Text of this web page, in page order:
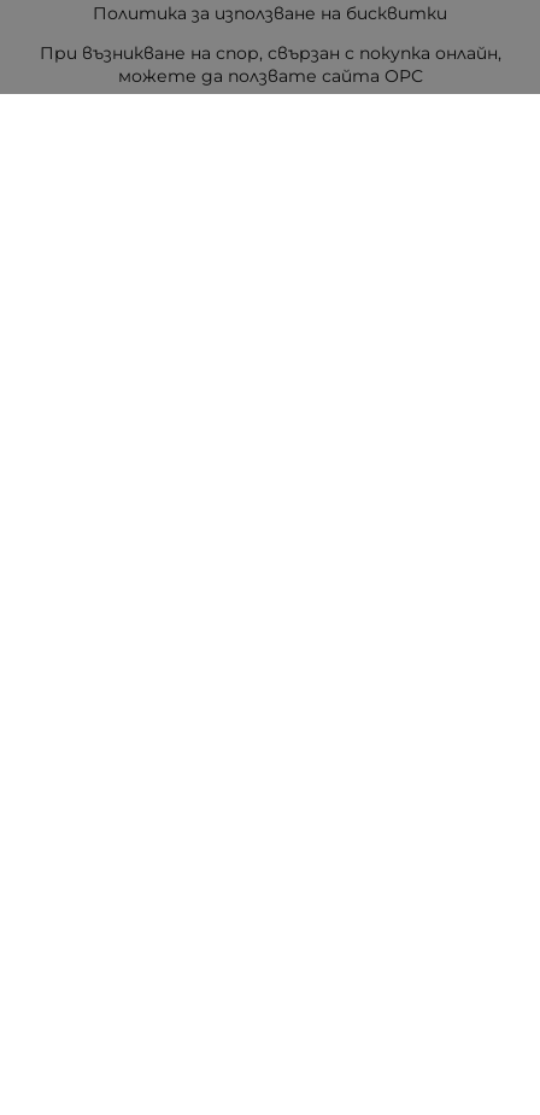
Политика за използване на бисквитки
При възникване на спор, свързан с покупка онлайн,
можете да ползвате сайта ОРС